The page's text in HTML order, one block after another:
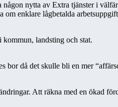
nytta av Extra tjänster i
enklare lågbetalda
landsting och stat.
bor då det skulle bli en mer
Att räkna med en ökad